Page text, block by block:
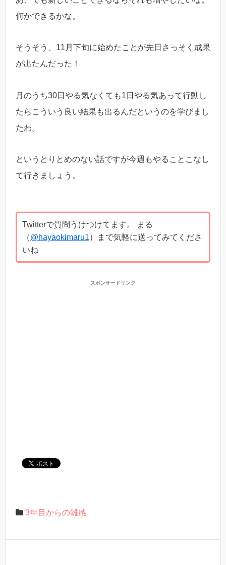
何かできるかな。
そうそう、11月下旬に始めたことが先日さっそく成果
が出たんだった！
月のうち30日やる気なくても1日やる気あって行動し
たらこういう良い結果も出るんだというのを学びまし
たわ。
というとりとめのない話ですが今週もやることこなし
て行きましょう。
Twitterで質問うけつけてます。 まる
（@hayaokimaru1）まで気軽に送ってみてくださ
いね
スポンサードリンク
3年目からの雑感